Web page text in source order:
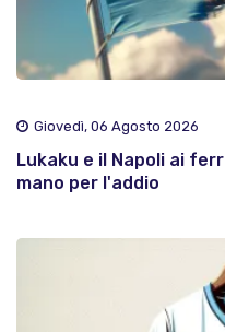
Giovedì, 06 Agosto 2026
Lukaku e il Napoli ai
mano per l'addio